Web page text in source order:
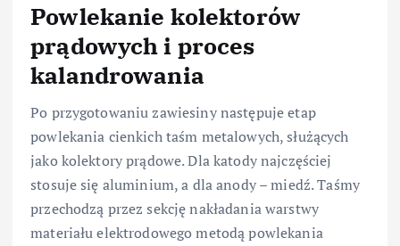
Powlekanie kolektorów
prądowych i proces
kalandrowania
Po przygotowaniu zawiesiny następuje etap
powlekania cienkich taśm metalowych, służących
jako kolektory prądowe. Dla katody najczęściej
stosuje się aluminium, a dla anody – miedź. Taśmy
przechodzą przez sekcję nakładania warstwy
materiału elektrodowego metodą powlekania